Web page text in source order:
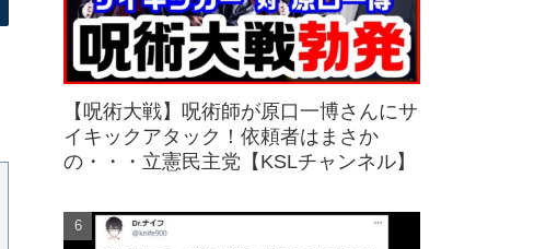
【呪術大戦】呪術師が原口一博さんにサ
イキックアタック！依頼者はまさか
の・・・立憲民主党【KSLチャンネル】